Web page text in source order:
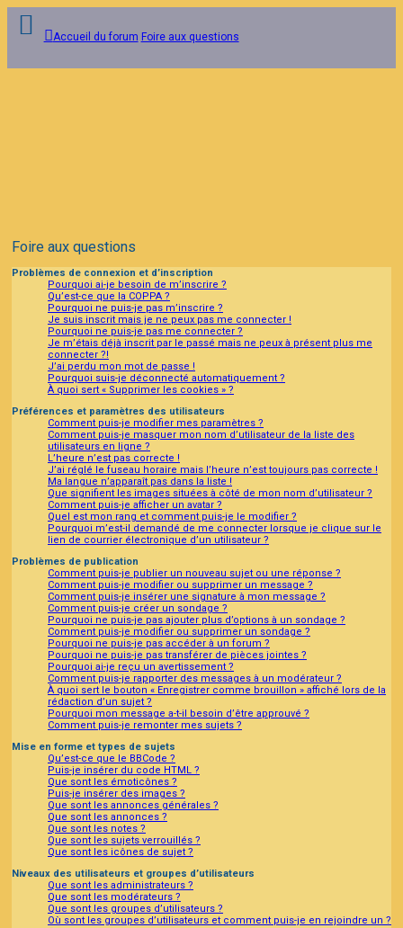
Accueil du forum Foire aux questions
Foire aux questions
Problèmes de connexion et d’inscription
Pourquoi ai-je besoin de m’inscrire ?
Qu’est-ce que la COPPA ?
Pourquoi ne puis-je pas m’inscrire ?
Je suis inscrit mais je ne peux pas me connecter !
Pourquoi ne puis-je pas me connecter ?
Je m’étais déjà inscrit par le passé mais ne peux à présent plus me
connecter ?!
J’ai perdu mon mot de passe !
Pourquoi suis-je déconnecté automatiquement ?
À quoi sert « Supprimer les cookies » ?
Préférences et paramètres des utilisateurs
Comment puis-je modifier mes paramètres ?
Comment puis-je masquer mon nom d’utilisateur de la liste des
utilisateurs en ligne ?
L’heure n’est pas correcte !
J’ai réglé le fuseau horaire mais l’heure n’est toujours pas correcte !
Ma langue n’apparaît pas dans la liste !
Que signifient les images situées à côté de mon nom d’utilisateur ?
Comment puis-je afficher un avatar ?
Quel est mon rang et comment puis-je le modifier ?
Pourquoi m’est-il demandé de me connecter lorsque je clique sur le
lien de courrier électronique d’un utilisateur ?
Problèmes de publication
Comment puis-je publier un nouveau sujet ou une réponse ?
Comment puis-je modifier ou supprimer un message ?
Comment puis-je insérer une signature à mon message ?
Comment puis-je créer un sondage ?
Pourquoi ne puis-je pas ajouter plus d’options à un sondage ?
Comment puis-je modifier ou supprimer un sondage ?
Pourquoi ne puis-je pas accéder à un forum ?
Pourquoi ne puis-je pas transférer de pièces jointes ?
Pourquoi ai-je reçu un avertissement ?
Comment puis-je rapporter des messages à un modérateur ?
À quoi sert le bouton « Enregistrer comme brouillon » affiché lors de la
rédaction d’un sujet ?
Pourquoi mon message a-t-il besoin d’être approuvé ?
Comment puis-je remonter mes sujets ?
Mise en forme et types de sujets
Qu’est-ce que le BBCode ?
Puis-je insérer du code HTML ?
Que sont les émoticônes ?
Puis-je insérer des images ?
Que sont les annonces générales ?
Que sont les annonces ?
Que sont les notes ?
Que sont les sujets verrouillés ?
Que sont les icônes de sujet ?
Niveaux des utilisateurs et groupes d’utilisateurs
Que sont les administrateurs ?
Que sont les modérateurs ?
Que sont les groupes d’utilisateurs ?
Où sont les groupes d’utilisateurs et comment puis-je en rejoindre un ?